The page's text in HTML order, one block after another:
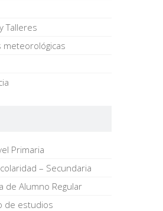
Talleres
Primaria
– Secundaria
de Alumno Regular
de estudios